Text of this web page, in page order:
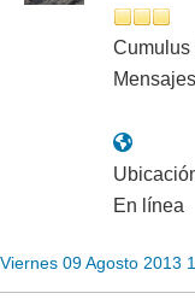
Cumulus
En línea
Viernes 09 Agosto 2013